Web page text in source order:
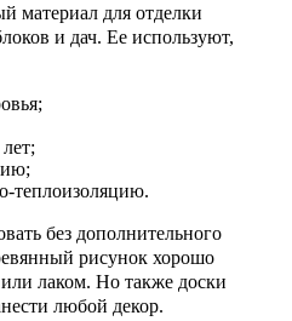
материал для отделки
и дач. Ее используют,
теплоизоляцию.
без дополнительного
рисунок хорошо
лаком. Но также доски
любой декор.